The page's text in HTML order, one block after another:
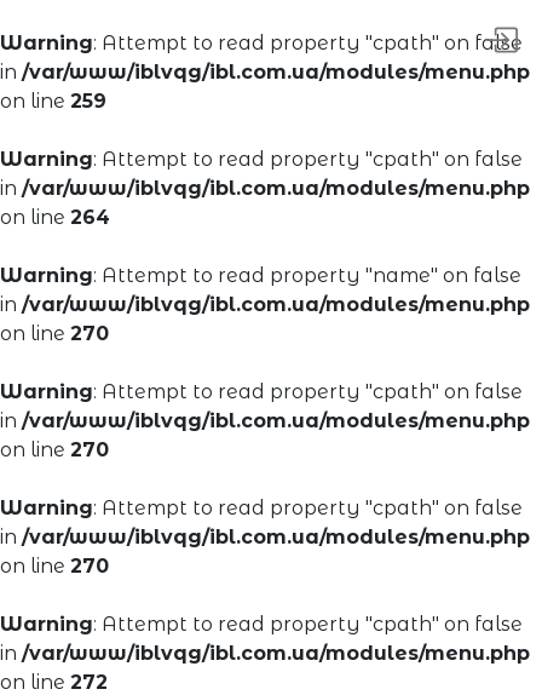
Warning: Attempt to read property "cpath" on false
in /var/www/iblvqg/ibl.com.ua/modules/menu.php
on line 259
Warning: Attempt to read property "cpath" on false
in /var/www/iblvqg/ibl.com.ua/modules/menu.php
on line 264
Warning: Attempt to read property "name" on false
in /var/www/iblvqg/ibl.com.ua/modules/menu.php
on line 270
Warning: Attempt to read property "cpath" on false
in /var/www/iblvqg/ibl.com.ua/modules/menu.php
on line 270
Warning: Attempt to read property "cpath" on false
in /var/www/iblvqg/ibl.com.ua/modules/menu.php
on line 270
Warning: Attempt to read property "cpath" on false
in /var/www/iblvqg/ibl.com.ua/modules/menu.php
on line 272